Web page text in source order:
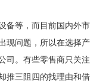
备等，而目前国内外市
现问题，所以在选择产
司。有些零售商只关注
推三阻四的找理由和借